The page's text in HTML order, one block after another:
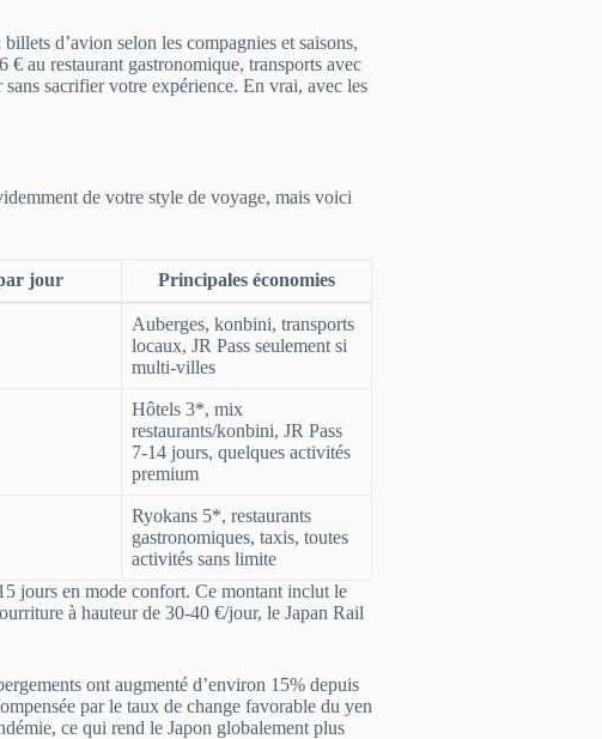
d’avion selon les compagnies et saisons,
€ au restaurant gastronomique, transports avec
sacrifier votre expérience. En vrai, avec les
de votre style de voyage, mais voici
jour Principales économies
Auberges, konbini, transports
locaux, JR Pass seulement si
multi-villes
Hôtels 3*, mix
restaurants/konbini, JR Pass
7-14 jours, quelques activités
premium
Ryokans 5*, restaurants
gastronomiques, taxis, toutes
activités sans limite
jours en mode confort. Ce montant inclut le
à hauteur de 30-40 €/jour, le Japan Rail
ont augmenté d’environ 15% depuis
par le taux de change favorable du yen
ce qui rend le Japon globalement plus